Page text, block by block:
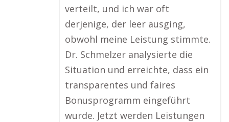
verteilt, und ich war oft
derjenige, der leer ausging,
obwohl meine Leistung stimmte.
Dr. Schmelzer analysierte die
Situation und erreichte, dass ein
transparentes und faires
Bonusprogramm eingeführt
wurde. Jetzt werden Leistungen